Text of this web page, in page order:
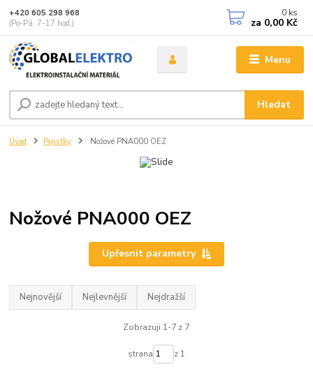
Menu
Hledat
+420 605 298 968
(Po-Pá, 7-17 hod.)
0 ks
za 0,00 Kč
Úvod Pojistky Nožové PNA000 OEZ
Nožové PNA000 OEZ
Upřesnit parametry
Nejnovější Nejlevnější Nejdražší
Zobrazuji 1-7 z 7
strana z 1